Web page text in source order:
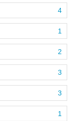
4
1
2
3
3
1